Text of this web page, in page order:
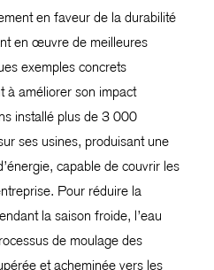
en faveur de la durabilité
en œuvre de meilleures
exemples concrets
à améliorer son impact
installé plus de 3 000
ses usines, produisant une
capable de couvrir les
Pour réduire la
la saison froide, l’eau
de moulage des
et acheminée vers les